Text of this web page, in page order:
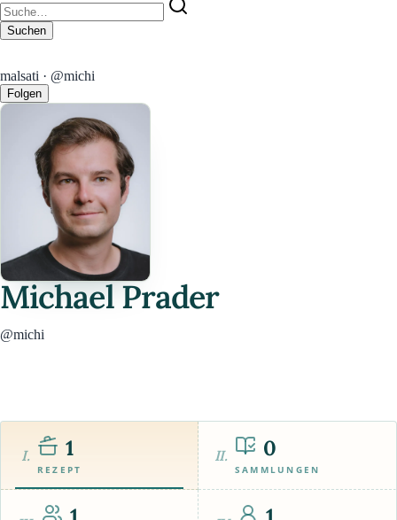
Suchen
malsati · @michi
Folgen
Michael Prader
@michi
I. 1
REZEPT
II. 0
SAMMLUNGEN